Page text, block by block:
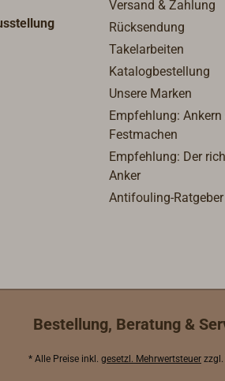
poliert oder verchromt
Edelstahl. Sie bieten
Technik und
Funktion. Wie in der
üblich, sind die
Versand & Zahlung
Rücksendung
Takelarbeiten
Katalogbestellung
Unsere Marken
Empfehlung: Ankern
Festmachen
Empfehlung: Der
Anker
Antifouling-Ratgeber
Bestellung, Beratung &
* Alle Preise inkl. gesetzl. Mehrwertsteuer zzgl.